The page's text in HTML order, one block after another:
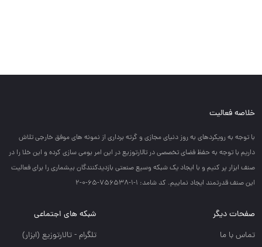
خلاصه فعالیت
با توجه به رويكردهاي به روز دنياي مجازي و گرته برداري از نمونه هاي موفق خارجي تلاش
داريم با توجه به حفظ فضاي تخصصي در تالارتوزيع در اين امر بومي سازي كرده و اين خلا را در
صنف ابزار پر كنيم و با ايجاد يك شبكه وسيع صنعتي بازديدكنندگان بيشماري را براي فعاليت
اين صنف قدرتمند ايجاد نماييم. کد شامد: 1-1-756538-65-0-2
صفحات دیگر
تماس با ما
شبکه های اجتماعی
تلگرام - تالارتوزيع (ابزار)